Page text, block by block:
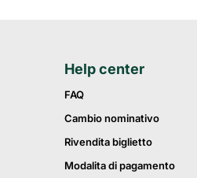
Help center
FAQ
Cambio nominativo
Rivendita biglietto
Modalita di pagamento